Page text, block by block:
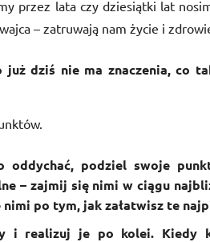
przez lata czy dziesiątki lat
– zatruwają nam życie i
dziś nie ma znaczenia, co
oddychać, podziel swoje
– zajmij się nimi w ciągu
po tym, jak załatwisz te
i realizuj je po kolei. Kiedy